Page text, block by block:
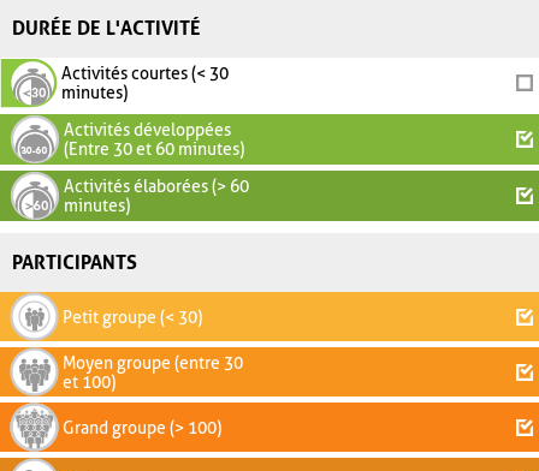
DURÉE DE L'ACTIVITÉ
Activités courtes (< 30
minutes)
Activités développées
(Entre 30 et 60 minutes)
Activités élaborées (> 60
minutes)
PARTICIPANTS
Petit groupe (< 30)
Moyen groupe (entre 30
et 100)
Grand groupe (> 100)